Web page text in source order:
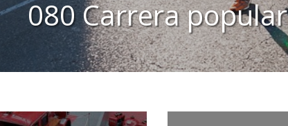
080 Carrera popular